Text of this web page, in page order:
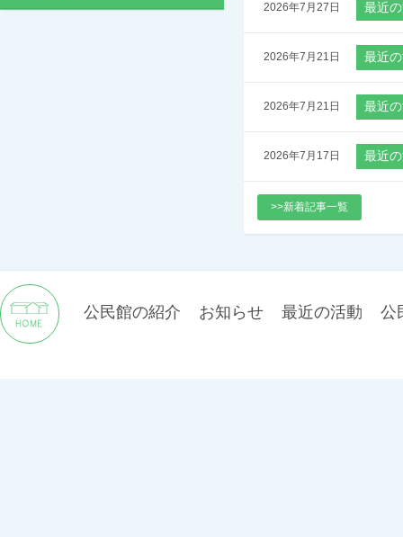
2026年7月27日
2026年7月21日
2026年7月21日
2026年7月17日
>>新着記事一覧
公民館の紹介 お知らせ 最近の活動 公